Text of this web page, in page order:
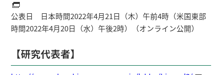
公表日 日本時間2022年4月21日（木）午前4時（米国東部
時間2022年4月20日（水）午後2時）（オンライン公開）
【研究代表者】